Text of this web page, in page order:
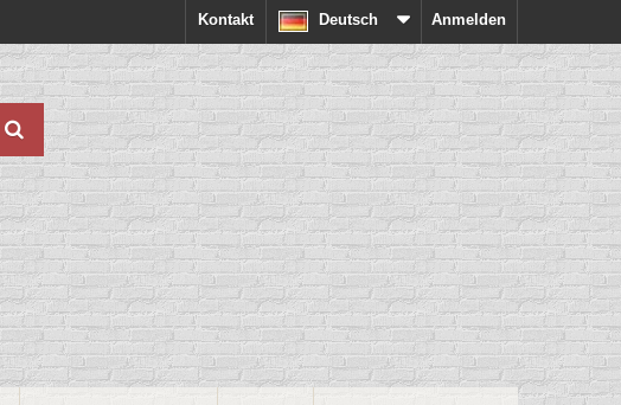
Anmelden
Deutsch
Kontakt